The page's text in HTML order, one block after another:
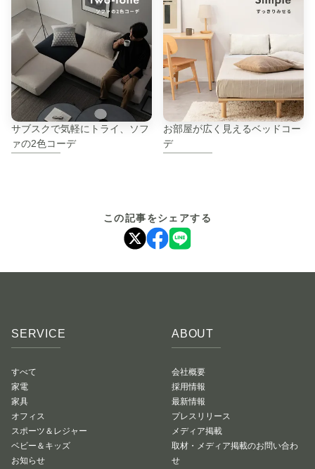
サブスクで気軽にトライ、ソフ
ァの2色コーデ
お部屋が広く見えるベッドコー
デ
この記事をシェアする
SERVICE
すべて
家電
家具
オフィス
スポーツ＆レジャー
ベビー＆キッズ
お知らせ
ABOUT
会社概要
採用情報
最新情報
プレスリリース
メディア掲載
取材・メディア掲載のお問い合わ
せ